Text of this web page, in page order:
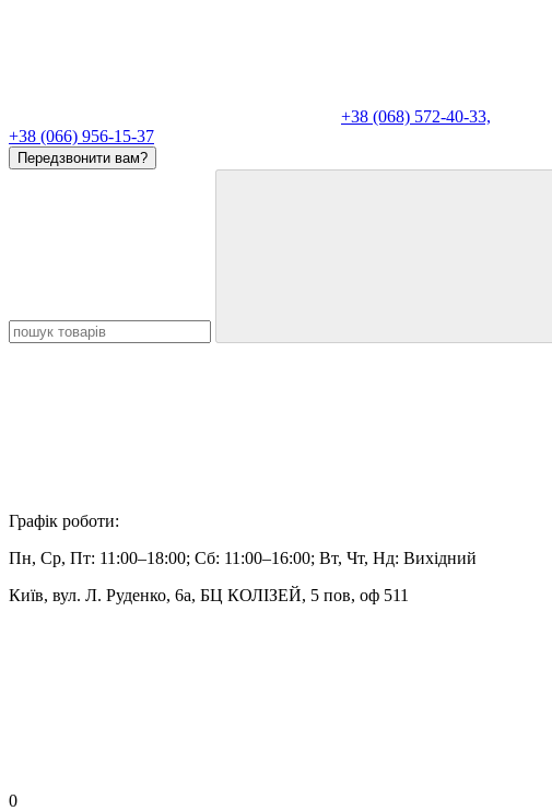
+38 (068) 572-40-33,
+38 (066) 956-15-37
Передзвонити вам?
Графік роботи:
Пн, Ср, Пт: 11:00–18:00; Сб: 11:00–16:00; Вт, Чт, Нд: Вихідний
Київ, вул. Л. Руденко, 6а, БЦ КОЛІЗЕЙ, 5 пов, оф 511
0